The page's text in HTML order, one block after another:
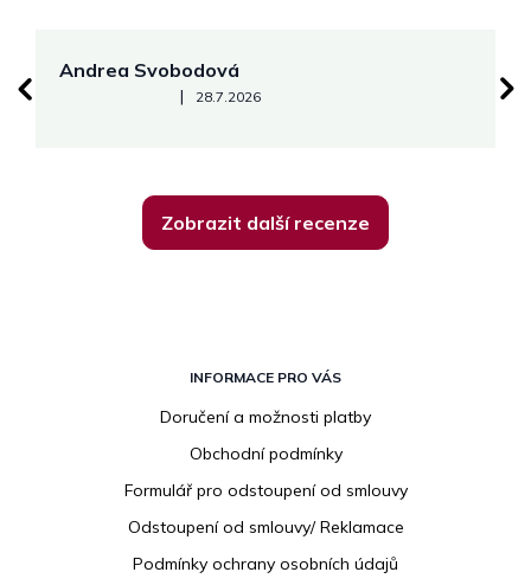
Andrea Svobodová
Hodnocení obchodu je 5 z 5 hvězdiček.
| 28.7.2026
Zobrazit další recenze
INFORMACE PRO VÁS
Doručení a možnosti platby
Obchodní podmínky
Formulář pro odstoupení od smlouvy
Odstoupení od smlouvy/ Reklamace
Podmínky ochrany osobních údajů